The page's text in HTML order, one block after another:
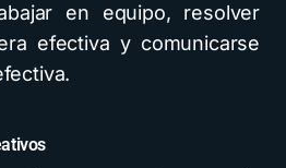
en equipo, resolver
efectiva y comunicarse